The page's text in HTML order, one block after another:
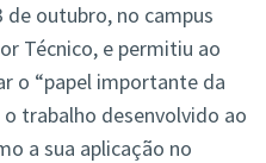
outubro, no campus
Técnico, e permitiu ao
o “papel importante da
trabalho desenvolvido ao
a sua aplicação no